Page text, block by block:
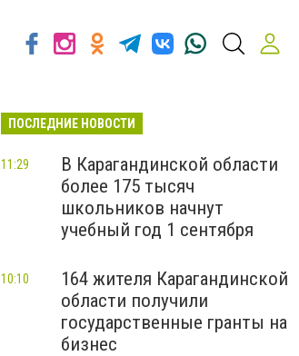
ПОСЛЕДНИЕ НОВОСТИ
В Карагандинской области
более 175 тысяч
школьников начнут
учебный год 1 сентября
11:29
164 жителя Карагандинской
области получили
государственные гранты на
бизнес
10:10